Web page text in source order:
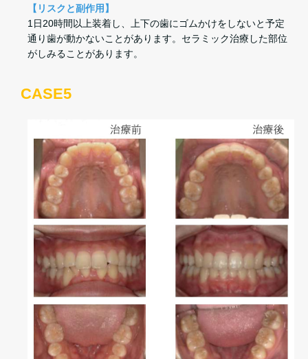
【リスクと副作用】
1日20時間以上装着し、上下の歯にゴムかけをしないと予定
通り歯が動かないことがあります。セラミック治療した部位
がしみることがあります。
CASE5